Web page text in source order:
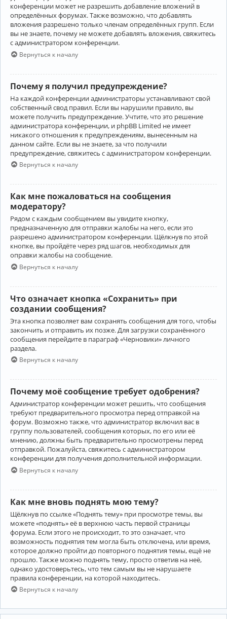
конференции может не разрешить добавление вложений в
определённых форумах. Также возможно, что добавлять
вложения разрешено только членам определённых групп. Если
вы не знаете, почему не можете добавлять вложения, свяжитесь
с администратором конференции.
Вернуться к началу
Почему я получил предупреждение?
На каждой конференции администраторы устанавливают свой
собственный свод правил. Если вы нарушили правило, вы
можете получить предупреждение. Учтите, что это решение
администратора конференции, и phpBB Limited не имеет
никакого отношения к предупреждениям, вынесенным на
данном сайте. Если вы не знаете, за что получили
предупреждение, свяжитесь с администратором конференции.
Вернуться к началу
Как мне пожаловаться на сообщения
модератору?
Рядом с каждым сообщением вы увидите кнопку,
предназначенную для отправки жалобы на него, если это
разрешено администратором конференции. Щёлкнув по этой
кнопке, вы пройдёте через ряд шагов, необходимых для
оправки жалобы на сообщение.
Вернуться к началу
Что означает кнопка «Сохранить» при
создании сообщения?
Эта кнопка позволяет вам сохранять сообщения для того, чтобы
закончить и отправить их позже. Для загрузки сохранённого
сообщения перейдите в параграф «Черновики» личного
раздела.
Вернуться к началу
Почему моё сообщение требует одобрения?
Администратор конференции может решить, что сообщения
требуют предварительного просмотра перед отправкой на
форум. Возможно также, что администратор включил вас в
группу пользователей, сообщения которых, по его или её
мнению, должны быть предварительно просмотрены перед
отправкой. Пожалуйста, свяжитесь с администратором
конференции для получения дополнительной информации.
Вернуться к началу
Как мне вновь поднять мою тему?
Щёлкнув по ссылке «Поднять тему» при просмотре темы, вы
можете «поднять» её в верхнюю часть первой страницы
форума. Если этого не происходит, то это означает, что
возможность поднятия тем могла быть отключена, или время,
которое должно пройти до повторного поднятия темы, ещё не
прошло. Также можно поднять тему, просто ответив на неё,
однако удостоверьтесь, что тем самым вы не нарушаете
правила конференции, на которой находитесь.
Вернуться к началу